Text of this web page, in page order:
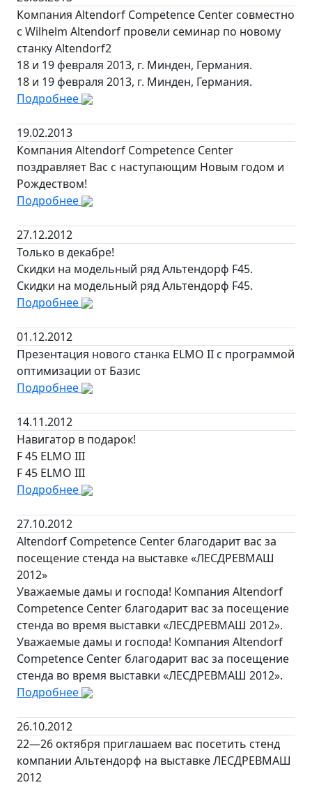
Компания Altendorf Competence Center совместно
с Wilhelm Altendorf провели семинар по новому
станку Altendorf2
18 и 19 февраля 2013, г. Минден, Германия.
18 и 19 февраля 2013, г. Минден, Германия.
Подробнее
19.02.2013
Компания Altendorf Competence Center
поздравляет Вас с наступающим Новым годом и
Рождеством!
Подробнее
27.12.2012
Только в декабре!
Скидки на модельный ряд Альтендорф F45.
Скидки на модельный ряд Альтендорф F45.
Подробнее
01.12.2012
Презентация нового станка ELMO II c программой
оптимизации от Базис
Подробнее
14.11.2012
Навигатор в подарок!
F 45 ELMO III
F 45 ELMO III
Подробнее
27.10.2012
Altendorf Competence Center благодарит вас за
посещение стенда на выставке «ЛЕСДРЕВМАШ
2012»
Уважаемые дамы и господа! Компания Altendorf
Competence Center благодарит вас за посещение
стенда во время выставки «ЛЕСДРЕВМАШ 2012».
Уважаемые дамы и господа! Компания Altendorf
Competence Center благодарит вас за посещение
стенда во время выставки «ЛЕСДРЕВМАШ 2012».
Подробнее
26.10.2012
22—26 октября приглашаем вас посетить стенд
компании Альтендорф на выставке ЛЕСДРЕВМАШ
2012